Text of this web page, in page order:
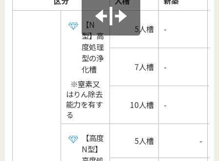
【N
型】高
度処理
型の浄
化槽
※窒素又
はりん除去
能力を有す
る
5人槽 -
7人槽 -
10人槽 -
【高度
N型】
5人槽 -